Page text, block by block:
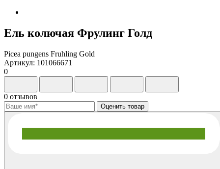
Ель колючая Фрулинг Голд
Picea pungens Fruhling Gold
Артикул: 101066671
0
0 отзывов